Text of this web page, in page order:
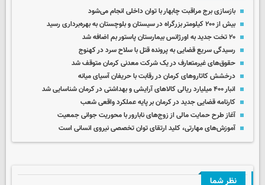
بازسازی برج مراقبت چابهار با توان داخلی انجام می‌شود
بیش از ۲۰۰ کیلومتر بزرگراه در سیستان و بلوچستان به بهره‌برداری رسید
۲۰ تخت جدید به اورژانس بیمارستان پاستور بم اضافه شد
رسیدگی سریع قضایی به پرونده قتل با سلاح سرد در کهنوج
حقوق‌های غیرمتعارف در یک شرکت معدنی کرمان متوقف شد
درخشش کاتاروهای کرمان در رقابت با حریفان آسیای میانه
انبار ۴۰۰ میلیارد ریالی کالاهای آرایشی و بهداشتی در کرمان شناسایی شد
کارنامه قضایی جدید در کرمان بر پایه عملکرد واقعی شعب
آغاز طرح حمایت مالی از زوج‌های نابارور با محوریت جوانی جمعیت
آموزش‌های مهارتی، کلید ارتقای توان تخصصی نیروی انسانی است
نظر شما